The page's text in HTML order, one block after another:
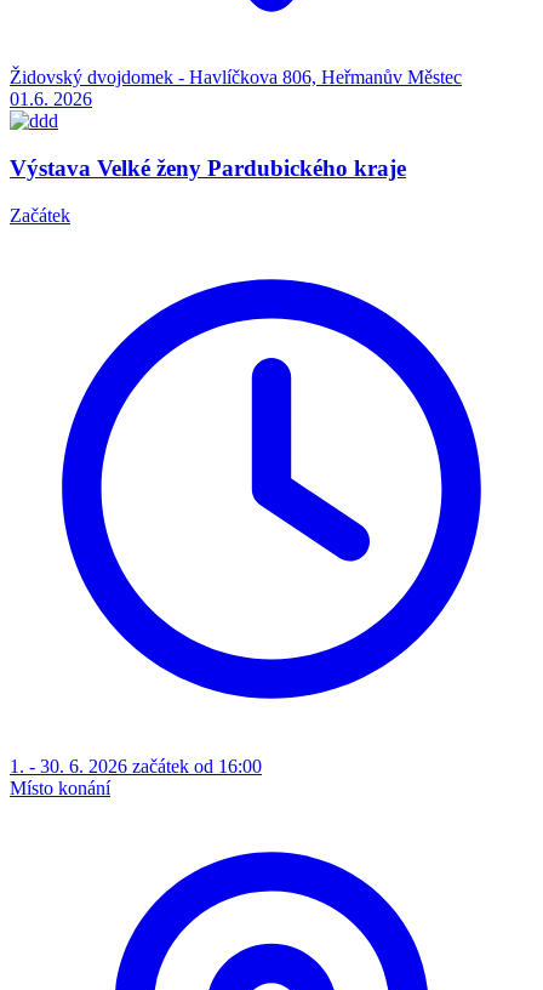
Židovský dvojdomek - Havlíčkova 806, Heřmanův Městec
01.6. 2026
Výstava Velké ženy Pardubického kraje
Začátek
1. - 30. 6. 2026 začátek od 16:00
Místo konání